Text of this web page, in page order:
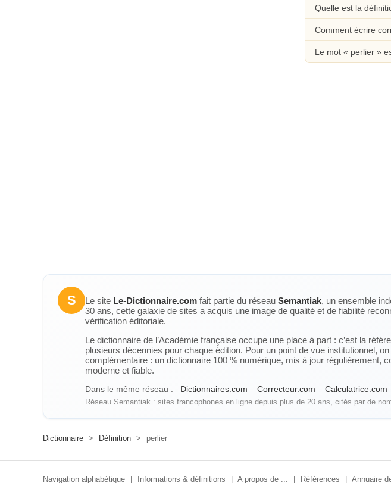
Quelle est la
Comment écrire
Le mot « perlier »
S Le site Le-Dictionnaire.com fait partie du réseau Semantiak, un ensemble
30 ans, cette galaxie de sites a acquis une image de qualité et de fiabilité
vérification éditoriale.
Le dictionnaire de l’Académie française occupe une place à part : c’est la
plusieurs décennies pour chaque édition. Pour un point de vue institutionnel,
complémentaire : un dictionnaire 100 % numérique, mis à jour régulièrement,
moderne et fiable.
Dans le même réseau : Dictionnaires.com Correcteur.com Calculatrice.com
Réseau Semantiak : sites francophones en ligne depuis plus de 20 ans, cités par de
Dictionnaire > Définition > perlier
Navigation alphabétique Informations & définitions A propos de ... Références Annuaire